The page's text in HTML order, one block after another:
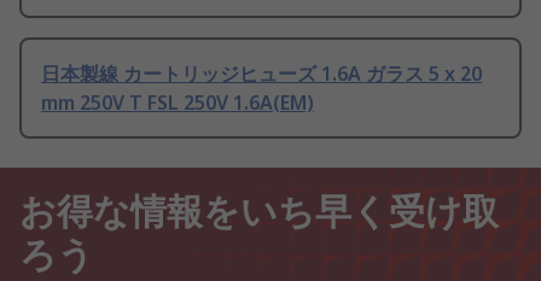
日本製線 カートリッジヒューズ 1.6A ガラス 5 x 20
mm 250V T FSL 250V 1.6A(EM)
お得な情報をいち早く受け取
ろう